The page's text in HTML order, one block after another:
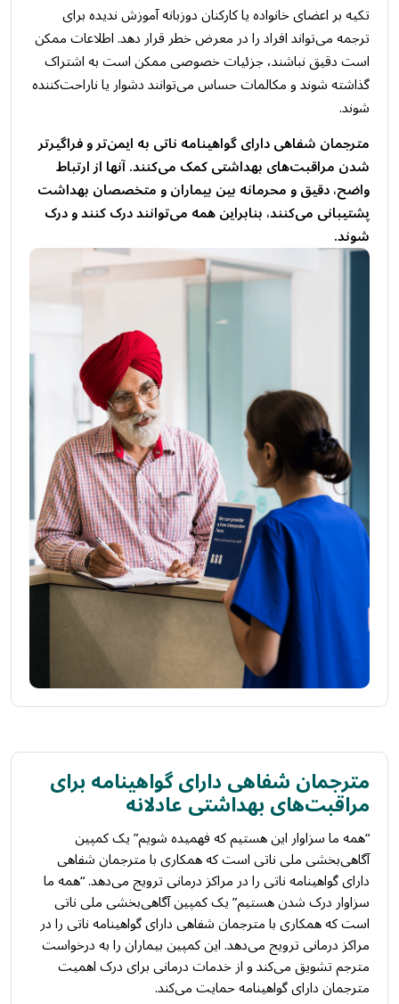
تکیه بر اعضای خانواده یا کارکنان دوزبانه آموزش ندیده برای
ترجمه می‌تواند افراد را در معرض خطر قرار دهد. اطلاعات ممکن
است دقیق نباشند، جزئیات خصوصی ممکن است به اشتراک
گذاشته شوند و مکالمات حساس می‌توانند دشوار یا ناراحت‌کننده
شوند.
مترجمان شفاهی دارای گواهینامه ناتی به ایمن‌تر و فراگیرتر
شدن مراقبت‌های بهداشتی کمک می‌کنند. آنها از ارتباط
واضح، دقیق و محرمانه بین بیماران و متخصصان بهداشت
پشتیبانی می‌کنند، بنابراین همه می‌توانند درک کنند و درک
شوند.
مترجمان شفاهی دارای گواهینامه برای
مراقبت‌های بهداشتی عادلانه
“همه ما سزاوار این هستیم که فهمیده شویم” یک کمپین
آگاهی‌بخشی ملی ناتی است که همکاری با مترجمان شفاهی
دارای گواهینامه ناتی را در مراکز درمانی ترویج می‌دهد. “همه ما
سزاوار درک شدن هستیم” یک کمپین آگاهی‌بخشی ملی ناتی
است که همکاری با مترجمان شفاهی دارای گواهینامه ناتی را در
مراکز درمانی ترویج می‌دهد. این کمپین بیماران را به درخواست
مترجم تشویق می‌کند و از خدمات درمانی برای درک اهمیت
مترجمان دارای گواهینامه حمایت می‌کند.